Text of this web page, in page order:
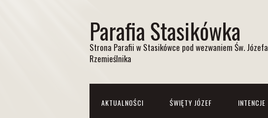
Parafia Stasikówka
Strona Parafii w Stasikówce pod wezwaniem Św. Józefa
Rzemieślnika
AKTUALNOŚCI ŚWIĘTY JÓZEF INTENCJE